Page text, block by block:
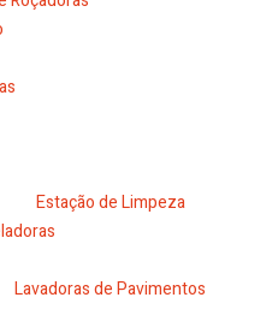
Estação de Limpeza
Lavadoras de Pavimentos